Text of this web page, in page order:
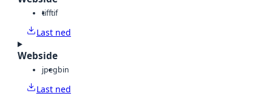
tifftif
Last ned
Webside
jpegbin
Last ned